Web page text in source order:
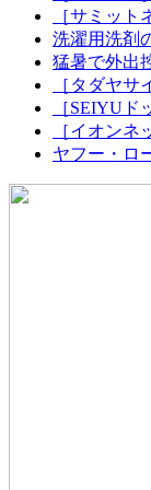
［サミット
洗濯用洗剤
猛暑で外出
［タダヤ
［SEIYU
［イオン
ヤフー・ロ